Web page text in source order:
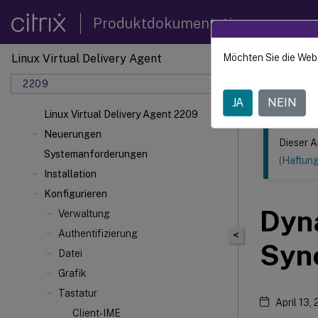
Produktdokumentation
Linux Virtual Delivery Agent
2209
Linux Virtual Delivery Agent 2209
Neuerungen
Systemanforderungen
Installation
Konfigurieren
Verwaltung
Authentifizierung
Datei
Grafik
Tastatur
Client-IME
Dieser Inhalt
Linux
<
Dieser
April 13,
Möchten Sie die
JA NEIN